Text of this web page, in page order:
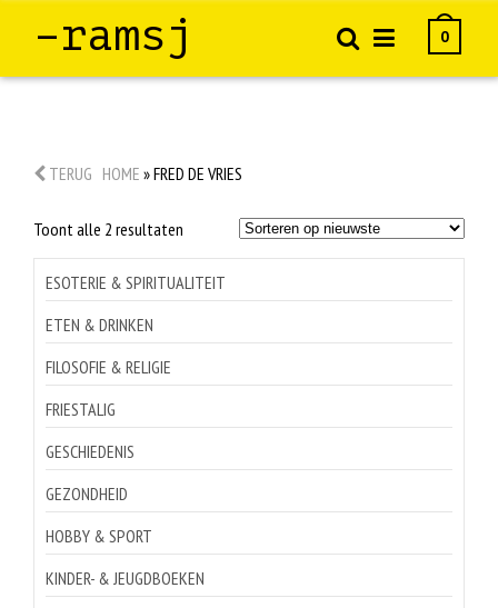
–ramsj 0
TERUG HOME »FRED DE VRIES
Toont alle 2 resultaten Gesorteerd
nieuwste
ESOTERIE & SPIRITUALITEIT
ETEN & DRINKEN
FILOSOFIE & RELIGIE
FRIESTALIG
GESCHIEDENIS
GEZONDHEID
HOBBY & SPORT
KINDER- & JEUGDBOEKEN